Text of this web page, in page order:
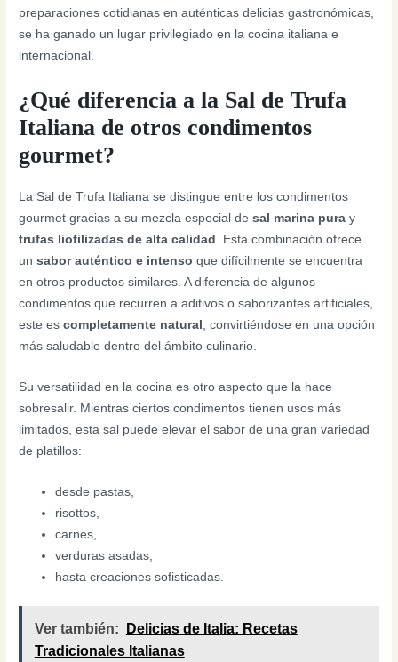
preparaciones cotidianas en auténticas delicias gastronómicas,
se ha ganado un lugar privilegiado en la cocina italiana e
internacional.
¿Qué diferencia a la Sal de Trufa
Italiana de otros condimentos
gourmet?
La Sal de Trufa Italiana se distingue entre los condimentos
gourmet gracias a su mezcla especial desal marina pura y
trufas liofilizadas de alta calidad . Esta combinación ofrece
unsabor auténtico e intenso que difícilmente se encuentra
en otros productos similares. A diferencia de algunos
condimentos que recurren a aditivos o saborizantes artificiales,
este escompletamente natural , convirtiéndose en una opción
más saludable dentro del ámbito culinario.
Su versatilidad en la cocina es otro aspecto que la hace
sobresalir. Mientras ciertos condimentos tienen usos más
limitados, esta sal puede elevar el sabor de una gran variedad
de platillos:
desde pastas,
risottos,
carnes,
verduras asadas,
hasta creaciones sofisticadas.
Ver también:
Delicias de Italia: Recetas
Tradicionales Italianas